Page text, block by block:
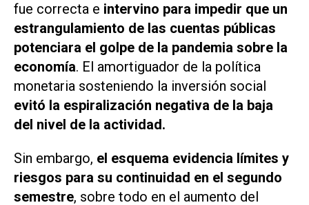
fue correcta e intervino para impedir que un
estrangulamiento de las cuentas públicas
potenciara el golpe de la pandemia sobre la
economía. El amortiguador de la política
monetaria sosteniendo la inversión social
evitó la espiralización negativa de la baja
del nivel de la actividad.
Sin embargo, el esquema evidencia límites y
riesgos para su continuidad en el segundo
semestre, sobre todo en el aumento del